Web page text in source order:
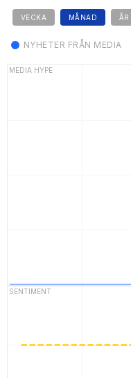
VECKA MÅNAD ÅR
NYHETER FRÅN MEDIA